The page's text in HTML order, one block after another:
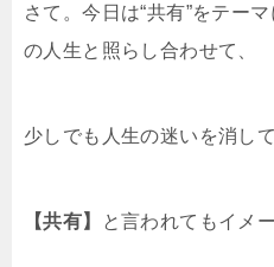
さて。今日は“共有”をテー
の人生と照らし合わせて、
少しでも人生の迷いを消し
【共有】 と言われてもイメ